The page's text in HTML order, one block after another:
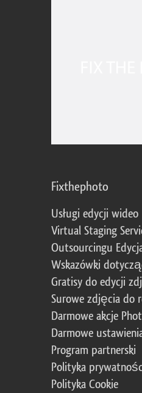
Fixthephoto
Usługi edycji wideo
Virtual Staging
Outsourcingu
Wskazówki
Gratisy do edycji
Surowe zdjęcia do
Darmowe akcje
Darmowe
Program partnerski
Polityka
Polityka Cookie